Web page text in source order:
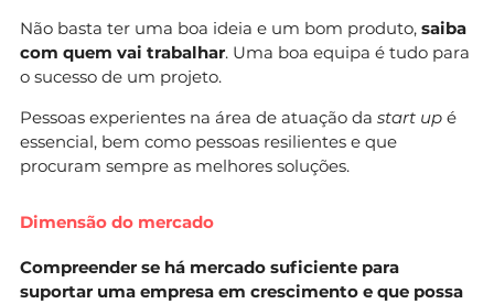
Não basta ter uma boa ideia e um bom produto, saiba
com quem vai trabalhar. Uma boa equipa é tudo para
o sucesso de um projeto.
Pessoas experientes na área de atuação da start up é
essencial, bem como pessoas resilientes e que
procuram sempre as melhores soluções.
Dimensão do mercado
Compreender se há mercado suficiente para
suportar uma empresa em crescimento e que possa